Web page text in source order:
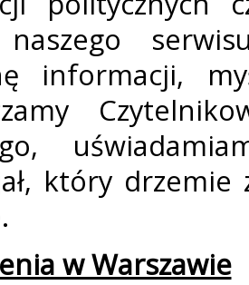
informacji,
który
w Warszawie